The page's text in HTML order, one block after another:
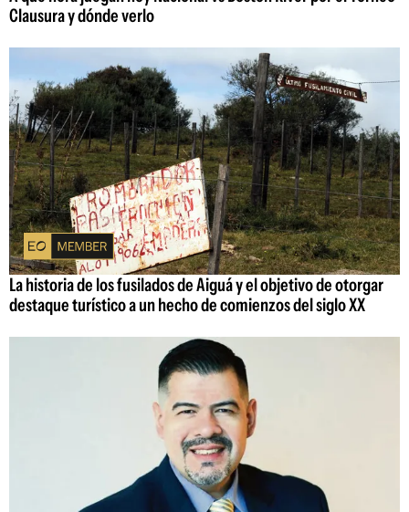
Clausura y dónde verlo
La historia de los fusilados de Aiguá y el objetivo de otorgar
destaque turístico a un hecho de comienzos del siglo XX